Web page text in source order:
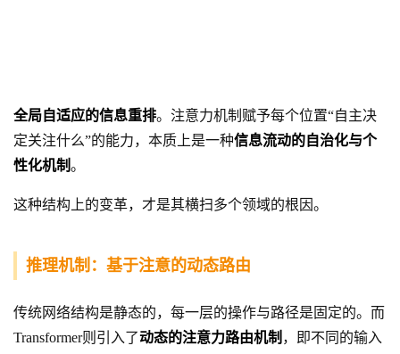
全局自适应的信息重排。注意力机制赋予每个位置“自主决
定关注什么”的能力，本质上是一种信息流动的自治化与个
性化机制。
这种结构上的变革，才是其横扫多个领域的根因。
推理机制：基于注意的动态路由
传统网络结构是静态的，每一层的操作与路径是固定的。而
Transformer则引入了动态的注意力路由机制 ，即不同的输入